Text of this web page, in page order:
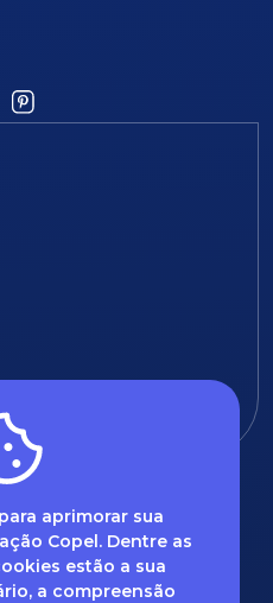
aprimorar sua
Copel. Dentre as
estão a sua
a compreensão